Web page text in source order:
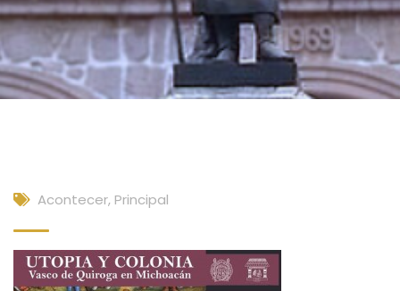
Acontecer, Principal